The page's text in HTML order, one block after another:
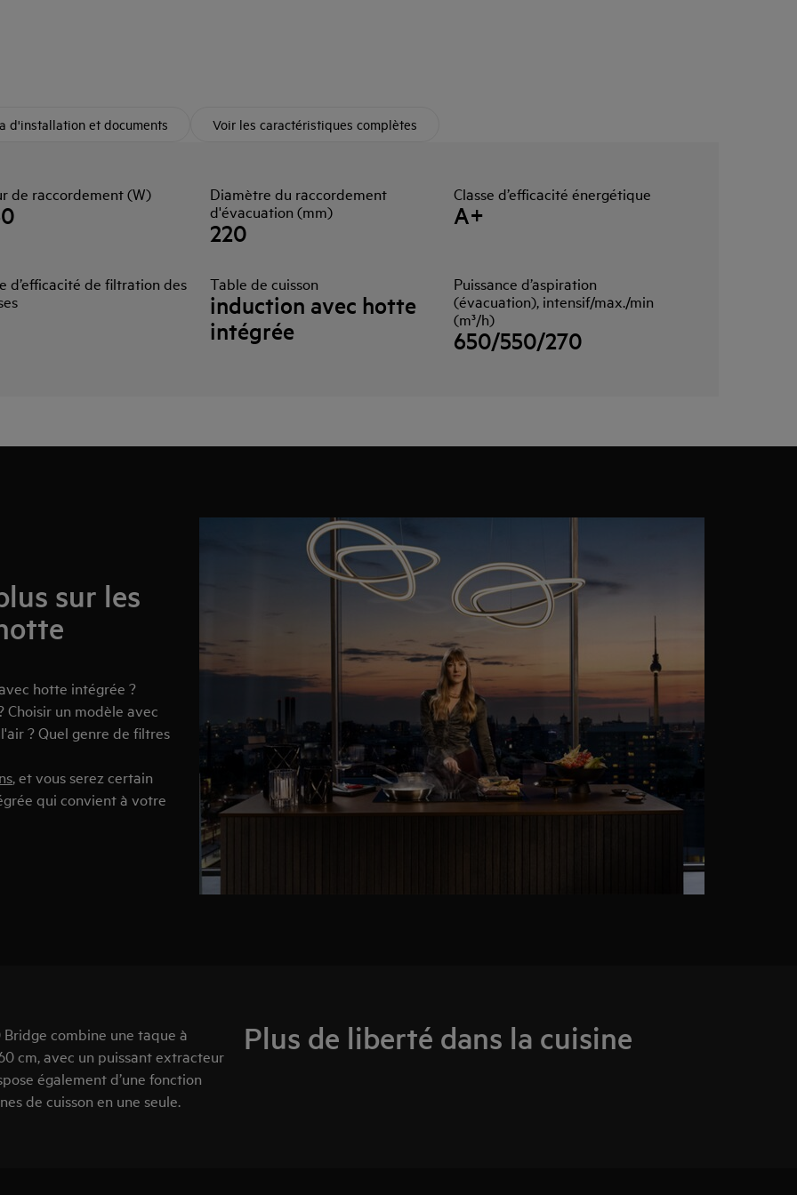
d'installation et documents Voir les caractéristiques complètes
de raccordement (W)
Diamètre du raccordement
d'évacuation (mm)
220
Classe d’efficacité énergétique
A+
d’efficacité de filtration des
Table de cuisson
induction avec hotte
intégrée
Puissance d’aspiration
(évacuation), intensif/max./min
(m³/h)
650/550/270
sur les
hotte intégrée ?
un modèle avec
? Quel genre de filtres
, et vous serez certain
qui convient à votre
Plus de liberté dans la cuisine
combine une taque à
cm, avec un puissant extracteur
également d’une fonction
de cuisson en une seule.